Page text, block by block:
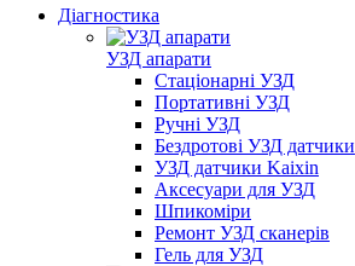
Діагностика
УЗД апарати
Стаціонарні УЗД
Портативні УЗД
Ручні УЗД
Бездротові УЗД датчики
УЗД датчики Kaixin
Аксесуари для УЗД
Шпикоміри
Ремонт УЗД сканерів
Гель для УЗД